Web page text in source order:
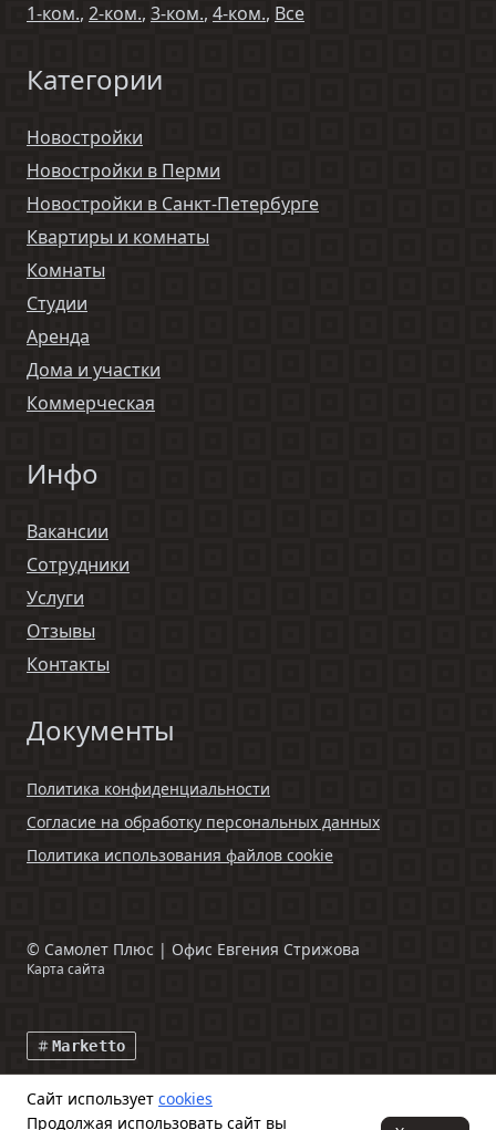
1-ком., 2-ком., 3-ком., 4-ком., Все
Категории
Новостройки
Новостройки в Перми
Новостройки в Санкт-Петербурге
Квартиры и комнаты
Комнаты
Студии
Аренда
Дома и участки
Коммерческая
Инфо
Вакансии
Сотрудники
Услуги
Отзывы
Контакты
Документы
Политика конфиденциальности
Согласие на обработку персональных данных
Политика использования файлов cookie
© Самолет Плюс | Офис Евгения Стрижова
Карта сайта
Marketto
Данный интернет-сайт и информация, размещенная на нем,
Сайт использует cookies
Продолжая использовать сайт вы